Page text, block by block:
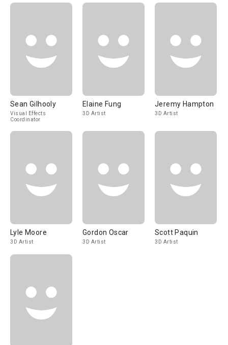
Sean Gilhooly
Visual Effects
Coordinator
Elaine Fung
3D Artist
Jeremy Hampton
3D Artist
Lyle Moore
3D Artist
Gordon Oscar
3D Artist
Scott Paquin
3D Artist